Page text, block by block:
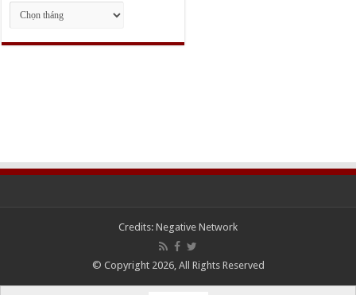
Lưu
trữ
Credits: Negative Network
© Copyright 2026, All Rights Reserved